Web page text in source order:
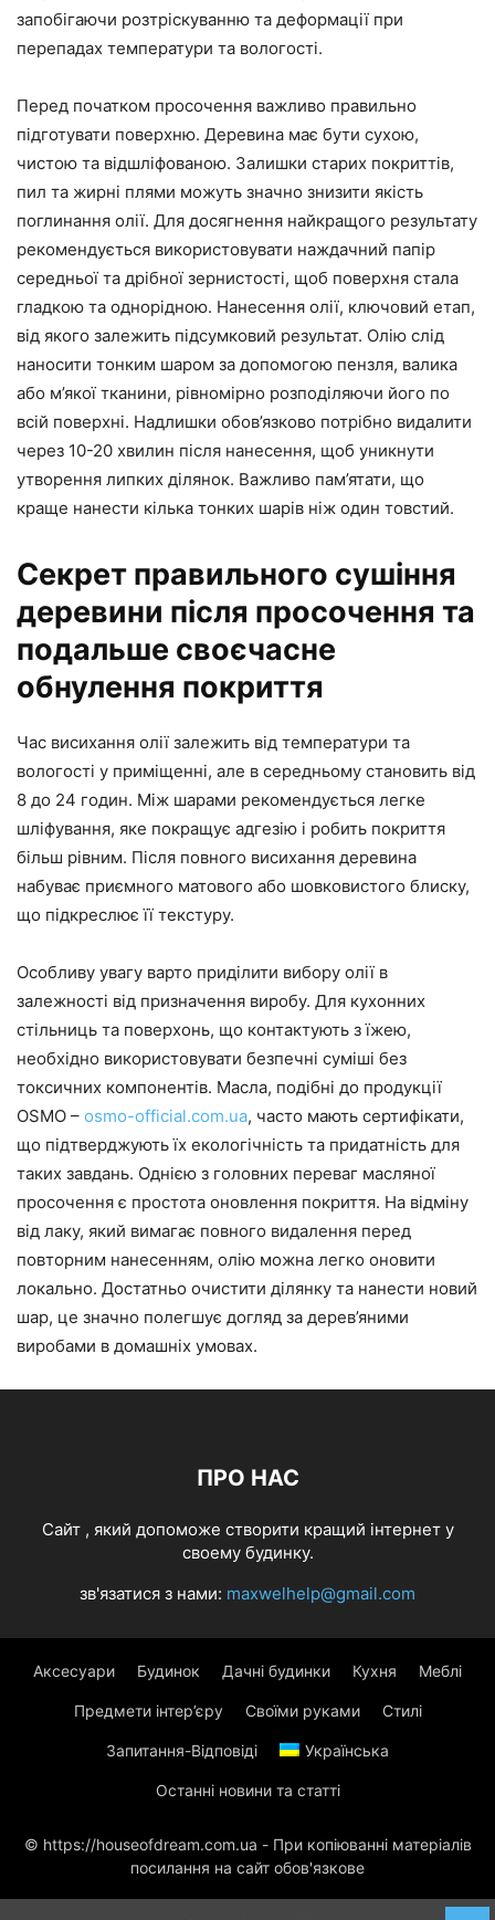
запобігаючи розтріскуванню та деформації при
перепадах температури та вологості.
Перед початком просочення важливо правильно
підготувати поверхню. Деревина має бути сухою,
чистою та відшліфованою. Залишки старих покриттів,
пил та жирні плями можуть значно знизити якість
поглинання олії. Для досягнення найкращого результату
рекомендується використовувати наждачний папір
середньої та дрібної зернистості, щоб поверхня стала
гладкою та однорідною. Нанесення олії, ключовий етап,
від якого залежить підсумковий результат. Олію слід
наносити тонким шаром за допомогою пензля, валика
або м’якої тканини, рівномірно розподіляючи його по
всій поверхні. Надлишки обов’язково потрібно видалити
через 10-20 хвилин після нанесення, щоб уникнути
утворення липких ділянок. Важливо пам’ятати, що
краще нанести кілька тонких шарів ніж один товстий.
Секрет правильного сушіння
деревини після просочення та
подальше своєчасне
обнулення покриття
Час висихання олії залежить від температури та
вологості у приміщенні, але в середньому становить від
8 до 24 годин. Між шарами рекомендується легке
шліфування, яке покращує адгезію і робить покриття
більш рівним. Після повного висихання деревина
набуває приємного матового або шовковистого блиску,
що підкреслює її текстуру.
Особливу увагу варто приділити вибору олії в
залежності від призначення виробу. Для кухонних
стільниць та поверхонь, що контактують з їжею,
необхідно використовувати безпечні суміші без
токсичних компонентів. Масла, подібні до продукції
OSMO – osmo-official.com.ua, часто мають сертифікати,
що підтверджують їх екологічність та придатність для
таких завдань. Однією з головних переваг масляної
просочення є простота оновлення покриття. На відміну
від лаку, який вимагає повного видалення перед
повторним нанесенням, олію можна легко оновити
локально. Достатньо очистити ділянку та нанести новий
шар, це значно полегшує догляд за дерев’яними
виробами в домашніх умовах.
ПРО НАС
Cайт , який допоможе створити кращий інтернет у
своему будинку.
зв'язатися з нами: maxwelhelp@gmail.com
Аксесуари Будинок Дачні будинки Кухня Меблі
Предмети інтер’єру Своїми руками Стилі
Запитання-Відповіді Українська
Останні новини та статті
© https://houseofdream.com.ua - При копіюванні матеріалів
посилання на сайт обов'язкове